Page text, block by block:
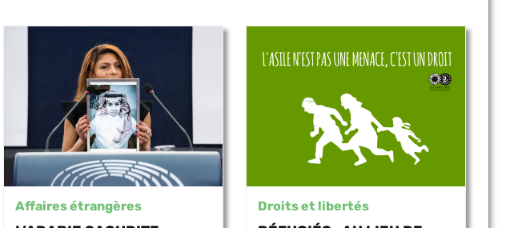
Affaires étrangères Droits et libertés